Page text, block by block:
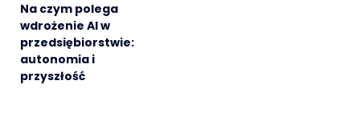
Na czym polega
wdrożenie AI w
przedsiębiorstwie:
autonomia i
przyszłość